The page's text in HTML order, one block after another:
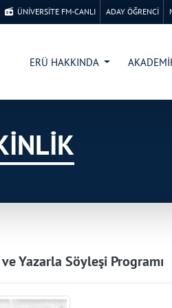
ÜNİVERSİTE FM-CANLI ADAY ÖĞRENCİ
ERÜ HAKKINDA
Yazarla Söyleşi Programı